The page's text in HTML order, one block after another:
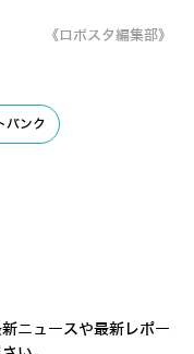
《ロボスタ編集部》
バンク
ニュースや最新レポー